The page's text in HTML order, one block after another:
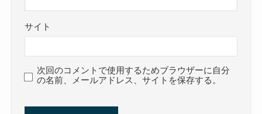
サイト
次回のコメントで使用するためブラウザーに自分
の名前、メールアドレス、サイトを保存する。